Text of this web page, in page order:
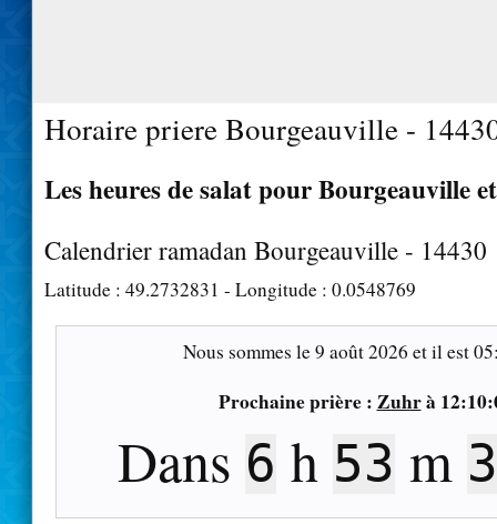
Horaire priere Bourgeauville -
Les heures de salat pour Bourgeauville
Calendrier ramadan Bourgeauville - 14430
Latitude : 49.2732831 - Longitude : 0.0548769
Nous sommes le9 août 2026 et il est
Prochaine prière : Zuhrà
Dans 6 h 53 m